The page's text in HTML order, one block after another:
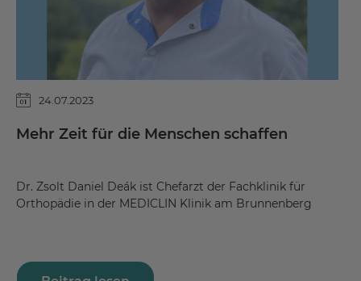
24.07.2023
Mehr Zeit für die Menschen schaffen
Dr. Zsolt Daniel Deák ist Chefarzt der Fachklinik für
Orthopädie in der MEDICLIN Klinik am Brunnenberg